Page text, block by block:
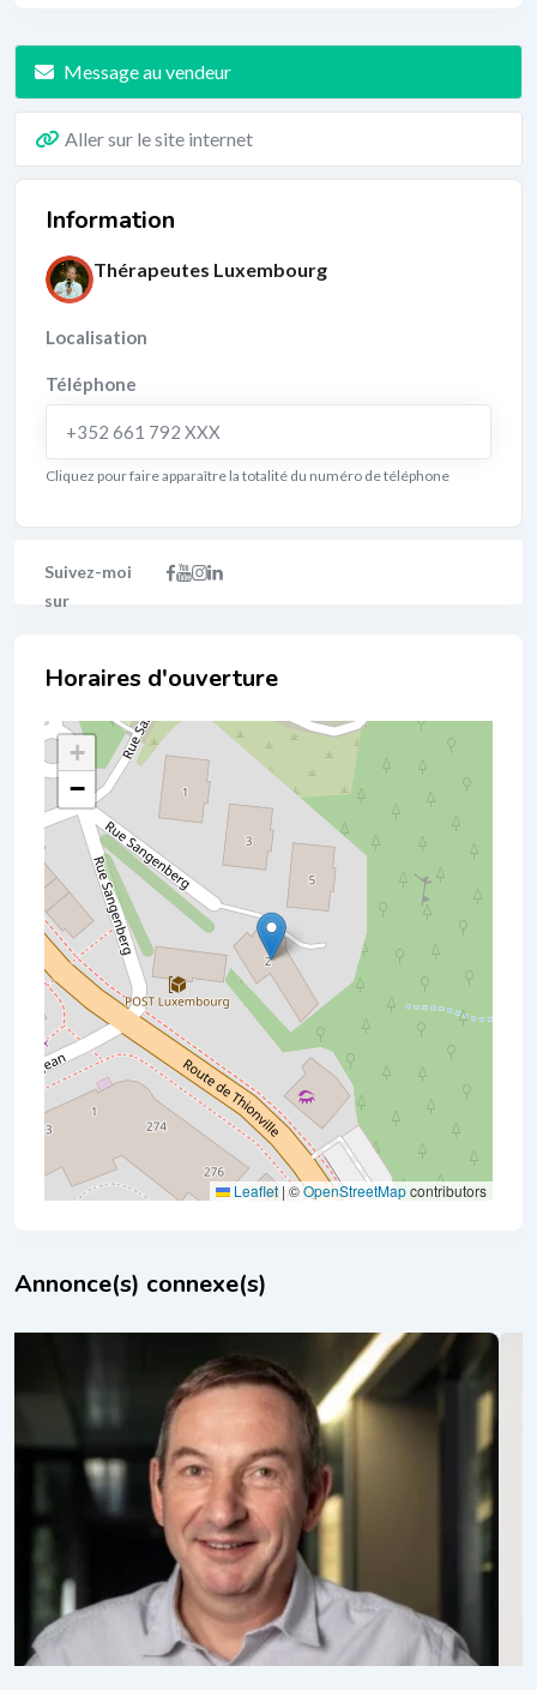
Message au vendeur
Aller sur le site internet
Information
Thérapeutes Luxembourg
Localisation
Téléphone
+352 661 792 XXX
Cliquez pour faire apparaître la totalité du numéro de téléphone
Localisation
+
−
Leaflet | ©OpenStreetMapcontributors
Annonce(s) connexe(s)
En vedette
Daniel Dries, Coach PNL Walferdange |
Programmation Neuro-Linguistique
il y a 6 mois
PNL (programmation neuro-linguistique)
€